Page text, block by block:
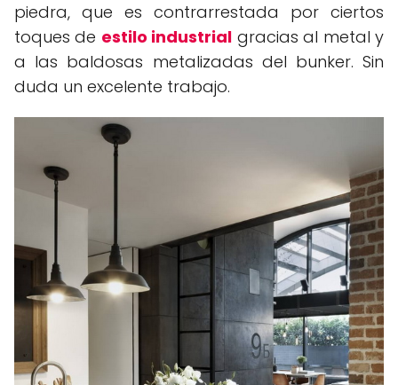
piedra, que es contrarrestada por ciertos
toques de estilo industrial gracias al metal y
a las baldosas metalizadas del bunker. Sin
duda un excelente trabajo.